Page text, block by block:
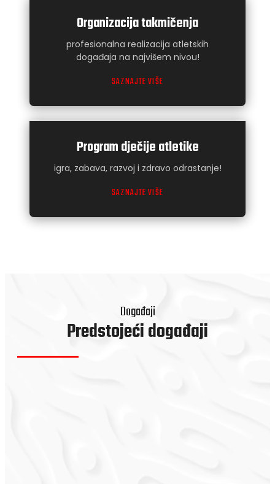
Organizacija takmičenja
profesionalna realizacija atletskih
događaja na najvišem nivou!
SAZNAJTE VIŠE
Program dječije atletike
igra, zabava, razvoj i zdravo odrastanje!
SAZNAJTE VIŠE
Događaji
Predstojeći događaji